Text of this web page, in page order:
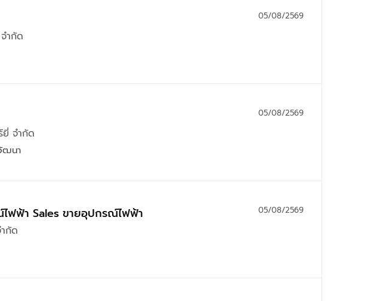
ำกัด
05/08/2569
ยี่ จำกัด
05/08/2569
ฒนา
พนักงานขายอุปกรณ์ไฟฟ้า Sales ขายอุปกรณ์ไฟฟ้า
กัด
05/08/2569